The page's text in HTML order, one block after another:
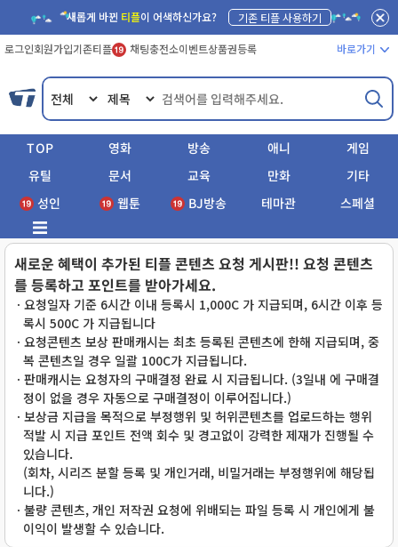
새롭게 바뀐 티플이 어색하신가요? 기존 티플 사용하기
로그인회원가입기존티플 채팅충전소이벤트상품권등록 바로가기
TOP 영화 방송 애니
게임
유틸
문서 교육 만화
기타
성인
웹툰 BJ방송 테마관 스페셜
새로운 혜택이 추가된 티플 콘텐츠 요청 게시판!! 요청 콘텐츠
를 등록하고 포인트를 받아가세요.
ㆍ요청일자 기준 6시간 이내 등록시 1,000C 가 지급되며, 6시간 이후 등
록시 500C 가 지급됩니다
ㆍ요청콘텐츠 보상 판매캐시는 최초 등록된 콘텐츠에 한해 지급되며, 중
복 콘텐츠일 경우 일괄 100C가 지급됩니다.
ㆍ판매캐시는 요청자의 구매결정 완료 시 지급됩니다. (3일내 에 구매결
정이 없을 경우 자동으로 구매결정이 이루어집니다.)
ㆍ보상금 지급을 목적으로 부정행위 및 허위콘텐츠를 업로드하는 행위
적발 시 지급 포인트 전액 회수 및 경고없이 강력한 제재가 진행될 수
있습니다.
(회차, 시리즈 분할 등록 및 개인거래, 비밀거래는 부정행위에 해당됩
니다.)
ㆍ불량 콘텐츠, 개인 저작권 요청에 위배되는 파일 등록 시 개인에게 불
이익이 발생할 수 있습니다.